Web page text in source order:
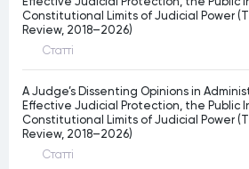
Constitutional Limits of Judicial Power
Review, 2018–2026)
Статтi
A Judge’s Dissenting Opinions in
Effective Judicial Protection, the Public
Constitutional Limits of Judicial Power
Review, 2018–2026)
Статтi